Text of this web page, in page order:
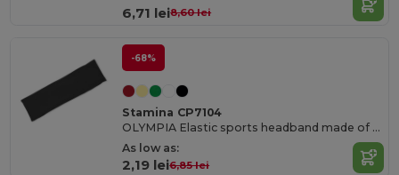
6,71 lei8,60 lei
-68%
Stamina CP7104
OLYMPIA Elastic sports headband made of soft microfiber
As low as:
2,19 lei6,85 lei